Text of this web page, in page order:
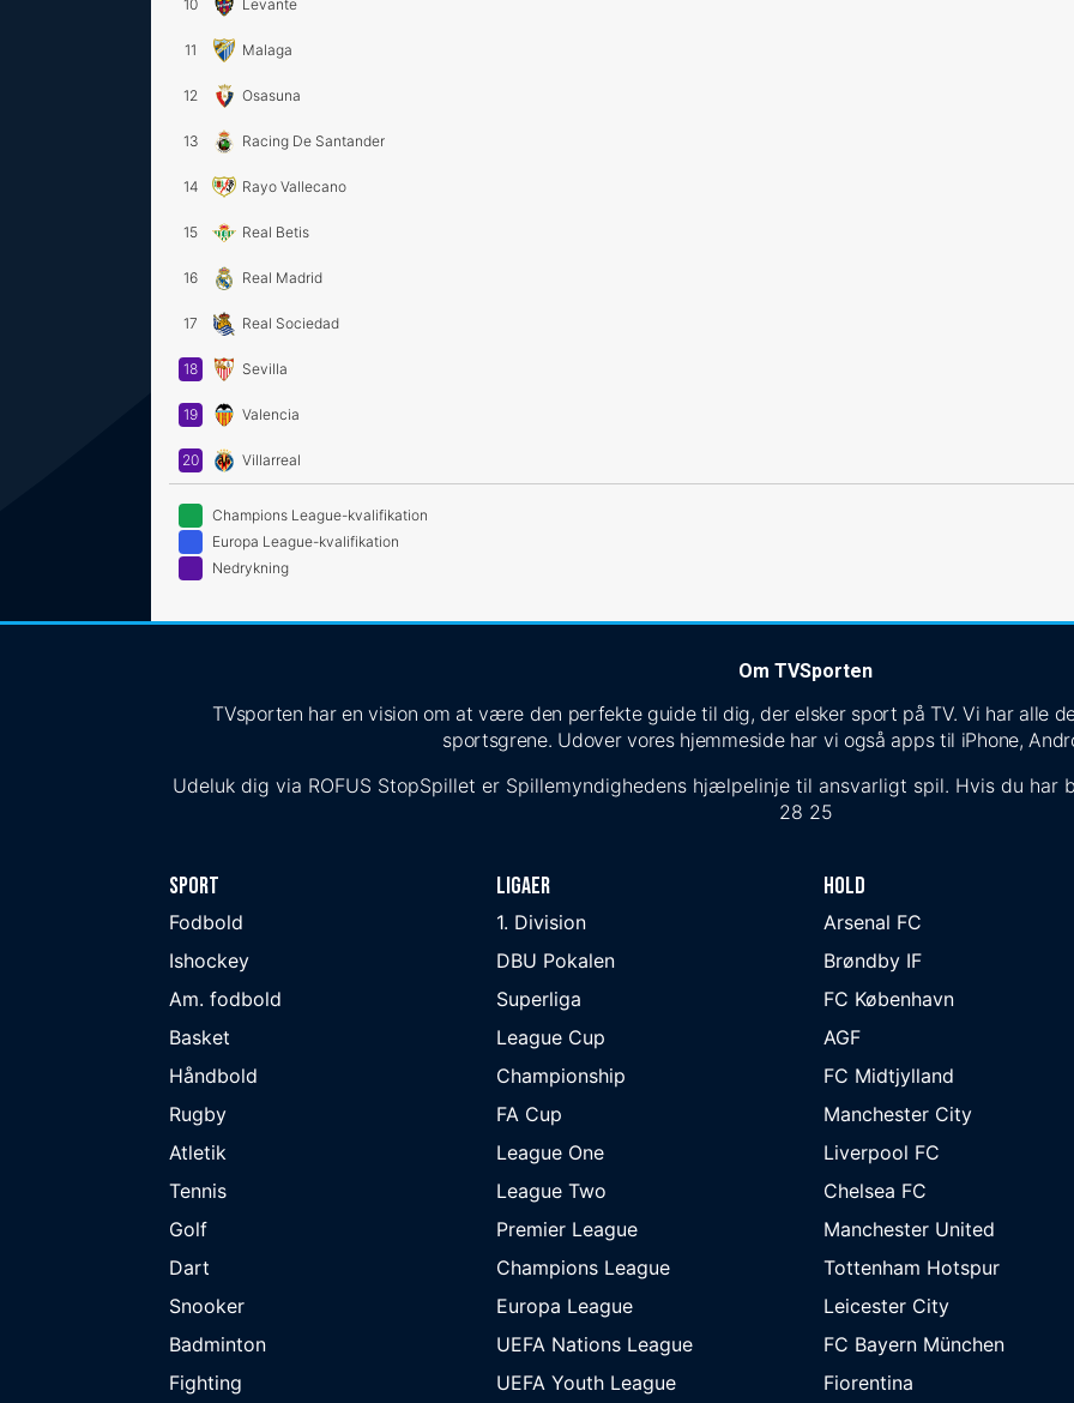
10 Levante
11 Malaga
12 Osasuna
13 Racing De Santander
14 Rayo Vallecano
15 Real Betis
16 Real Madrid
17 Real Sociedad
18 Sevilla
19 Valencia
20 Villarreal
Champions League-kvalifikation
Europa League-kvalifikation
Nedrykning
Om TVSporten
TVsporten har en vision om at være den perfekte guide til dig, der elsker sport på TV. Vi har alle
sportsgrene. Udover vores hjemmeside har vi også apps til iPhone,
Udeluk dig via ROFUS StopSpillet er Spillemyndighedens hjælpelinje til ansvarligt spil. Hvis du
28 25
Sport
Fodbold
Ishockey
Am. fodbold
Basket
Håndbold
Rugby
Atletik
Tennis
Golf
Dart
Snooker
Badminton
Fighting
Ligaer
1. Division
DBU Pokalen
Superliga
League Cup
Championship
FA Cup
League One
League Two
Premier League
Champions League
Europa League
UEFA Nations League
UEFA Youth League
Hold
Arsenal FC
Brøndby IF
FC København
AGF
FC Midtjylland
Manchester City
Liverpool FC
Chelsea FC
Manchester United
Tottenham Hotspur
Leicester City
FC Bayern München
Fiorentina